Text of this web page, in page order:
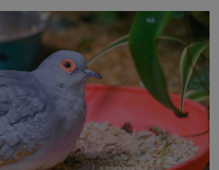
a bezpečí, proto by pokoj
především klidně a útulně.